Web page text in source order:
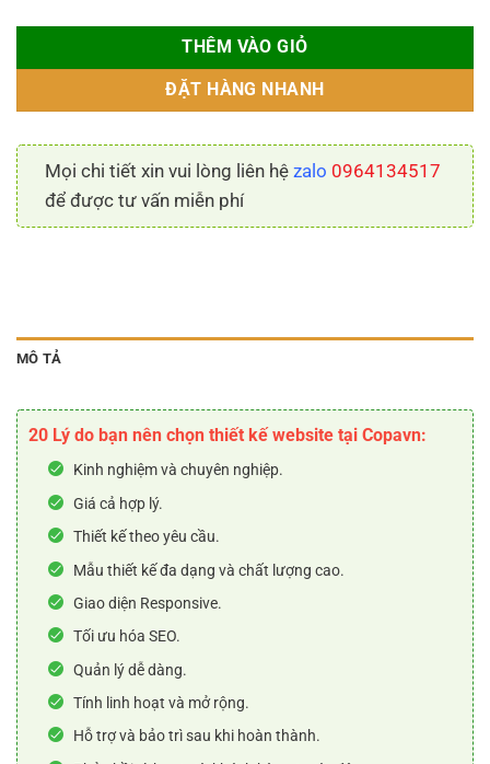
THÊM VÀO GIỎ
ĐẶT HÀNG NHANH
Mọi chi tiết xin vui lòng liên hệ zalo 0964134517
để được tư vấn miễn phí
MÔ TẢ
20 Lý do bạn nên chọn thiết kế website tại Copavn:
Kinh nghiệm và chuyên nghiệp.
Giá cả hợp lý.
Thiết kế theo yêu cầu.
Mẫu thiết kế đa dạng và chất lượng cao.
Giao diện Responsive.
Tối ưu hóa SEO.
Quản lý dễ dàng.
Tính linh hoạt và mở rộng.
Hỗ trợ và bảo trì sau khi hoàn thành.